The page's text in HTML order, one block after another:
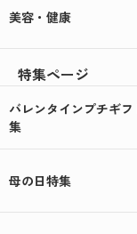
☆★記念品や送
★☆バレンタイ
新年会の手土
美容・健康
特集ページ
バレンタインプチギフ
集
母の日特集